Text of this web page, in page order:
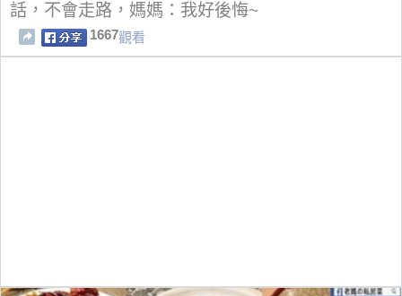
話，不會走路，媽媽：我好後悔~
1667觀看